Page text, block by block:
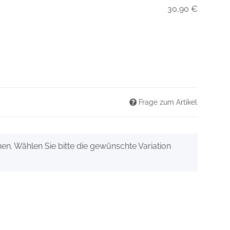
30,90 €
Frage zum Artikel
Wählen Sie bitte die gewünschte Variation